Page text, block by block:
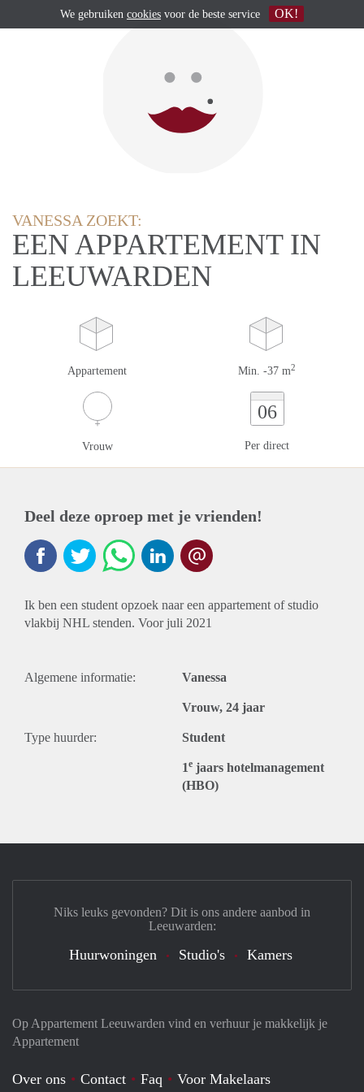
VANESSA ZOEKT:
EEN APPARTEMENT IN
LEEUWARDEN
Appartement Min. -37 m2
Vrouw
06
Per direct
Deel deze oproep met je vrienden!
Ik ben een student opzoek naar een appartement of studio
vlakbij NHL stenden. Voor juli 2021
Algemene informatie: Vanessa
Vrouw, 24 jaar
Type huurder: Student
1e jaars hotelmanagement
(HBO)
Op Appartement Leeuwarden vind en verhuur je makkelijk je
Appartement
Over ons Contact Faq Voor Makelaars
Niks leuks gevonden? Dit is ons andere aanbod in
Leeuwarden:
Huurwoningen Studio's Kamers
We gebruiken cookies voor de beste service OK!